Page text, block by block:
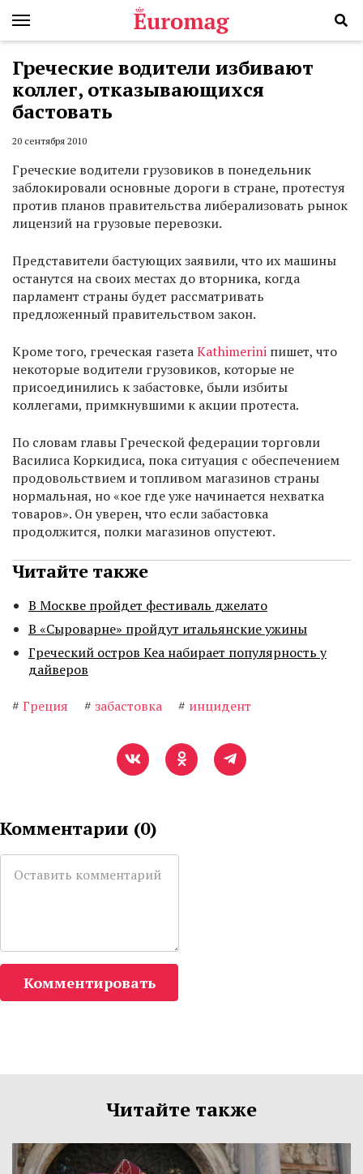
Греческие водители избивают
коллег, отказывающихся
бастовать
20 сентября 2010
Греческие водители грузовиков в понедельник
заблокировали основные дороги в стране, протестуя
против планов правительства либерализовать рынок
лицензий на грузовые перевозки.
Представители бастующих заявили, что их машины
останутся на своих местах до вторника, когда
парламент страны будет рассматривать
предложенный правительством закон.
Кроме того, греческая газетаKathimerini пишет, что
некоторые водители грузовиков, которые не
присоединились к забастовке, были избиты
коллегами, примкнувшими к акции протеста.
По словам главы Греческой федерации торговли
Василиса Коркидиса, пока ситуация с обеспечением
продовольствием и топливом магазинов страны
нормальная, но «кое где уже начинается нехватка
товаров». Он уверен, что если забастовка
продолжится, полки магазинов опустеют.
Читайте также
В Москве пройдет фестиваль джелато
В «Сыроварне» пройдут итальянские ужины
Греческий остров Кеа набирает популярность у
дайверов
# Греция # забастовка # инцидент
Комментарии (0)
Комментировать
Читайте также